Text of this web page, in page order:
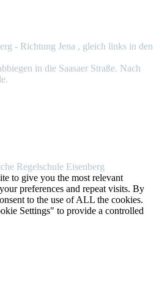
- Richtung Jena , gleich links in den
in die Saasaer Straße. Nach
Regelschule Eisenberg
to give you the most relevant
preferences and repeat visits. By
to the use of ALL the cookies.
Settings" to provide a controlled